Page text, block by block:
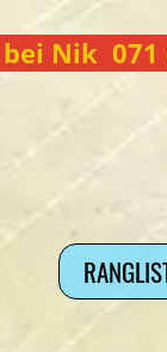
Nik 071